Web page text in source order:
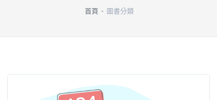
首頁 圖書分類